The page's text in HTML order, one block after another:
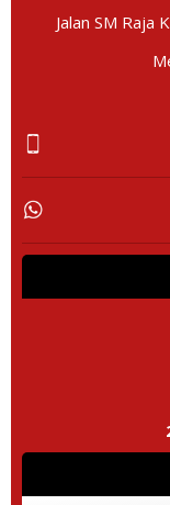
Jalan SM Raja